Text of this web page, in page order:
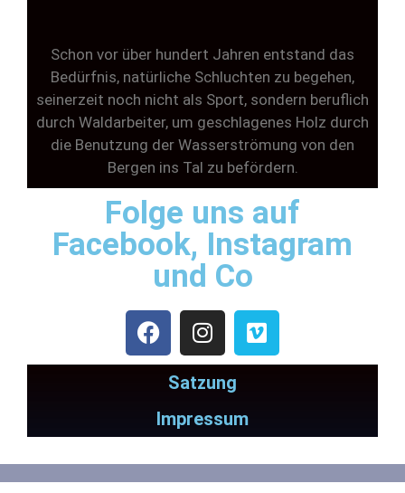
Schon vor über hundert Jahren entstand das
Bedürfnis, natürliche Schluchten zu begehen,
seinerzeit noch nicht als Sport, sondern beruflich
durch Waldarbeiter, um geschlagenes Holz durch
die Benutzung der Wasserströmung von den
Bergen ins Tal zu befördern.
Folge uns auf
Facebook, Instagram
und Co
Satzung
Impressum